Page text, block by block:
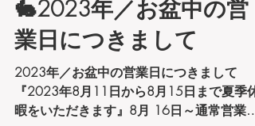
梶原穣
2023年8月4日
読了時間: 2分
🐇2023年／お盆中の営
業日につきまして